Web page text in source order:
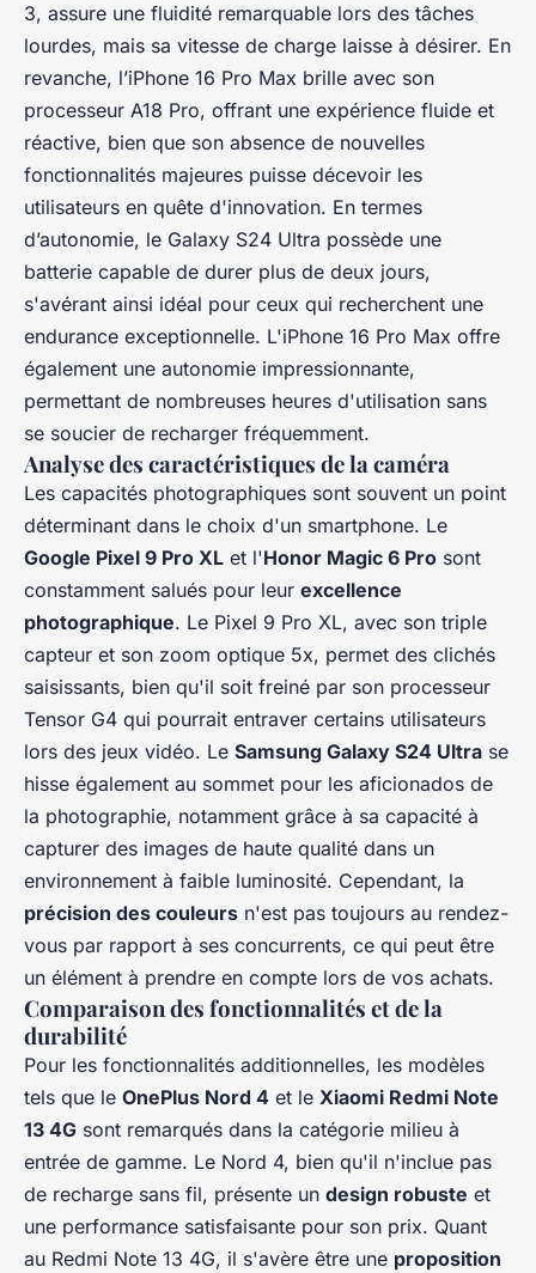
3, assure une fluidité remarquable lors des tâches
lourdes, mais sa vitesse de charge laisse à désirer. En
revanche, l’iPhone 16 Pro Max brille avec son
processeur A18 Pro, offrant une expérience fluide et
réactive, bien que son absence de nouvelles
fonctionnalités majeures puisse décevoir les
utilisateurs en quête d'innovation. En termes
d’autonomie, le Galaxy S24 Ultra possède une
batterie capable de durer plus de deux jours,
s'avérant ainsi idéal pour ceux qui recherchent une
endurance exceptionnelle. L'iPhone 16 Pro Max offre
également une autonomie impressionnante,
permettant de nombreuses heures d'utilisation sans
se soucier de recharger fréquemment.
Analyse des caractéristiques de la caméra
Les capacités photographiques sont souvent un point
déterminant dans le choix d'un smartphone. Le
Google Pixel 9 Pro XL et l'Honor Magic 6 Pro sont
constamment salués pour leur excellence
photographique. Le Pixel 9 Pro XL, avec son triple
capteur et son zoom optique 5x, permet des clichés
saisissants, bien qu'il soit freiné par son processeur
Tensor G4 qui pourrait entraver certains utilisateurs
lors des jeux vidéo. Le Samsung Galaxy S24 Ultra se
hisse également au sommet pour les aficionados de
la photographie, notamment grâce à sa capacité à
capturer des images de haute qualité dans un
environnement à faible luminosité. Cependant, la
précision des couleurs n'est pas toujours au rendez-
vous par rapport à ses concurrents, ce qui peut être
un élément à prendre en compte lors de vos achats.
Comparaison des fonctionnalités et de la
durabilité
Pour les fonctionnalités additionnelles, les modèles
tels que le OnePlus Nord 4 et le Xiaomi Redmi Note
13 4G sont remarqués dans la catégorie milieu à
entrée de gamme. Le Nord 4, bien qu'il n'inclue pas
de recharge sans fil, présente un design robuste et
une performance satisfaisante pour son prix. Quant
au Redmi Note 13 4G, il s'avère être une proposition